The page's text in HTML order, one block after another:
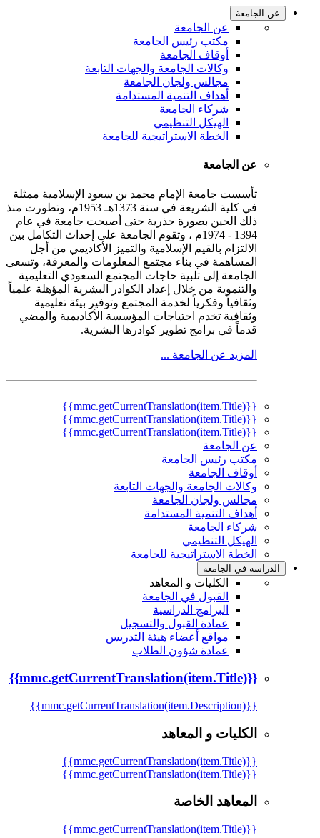
عن الجامعة
عن الجامعة
مكتب رئيس الجامعة
أوقاف الجامعة
وكالات الجامعة والجهات التابعة
مجالس ولجان الجامعة
أهداف التنمية المستدامة
شركاء الجامعة
الهيكل التنظيمي
الخطة الاستراتيجية للجامعة
عن الجامعة
تأسست جامعة الإمام محمد بن سعود الإسلامية ممثلة
في كلية الشريعة في سنة 1373هـ 1953م، وتطورت منذ
ذلك الحين بصورة جذرية حتى أصبحت جامعة في عام
1394 - 1974م ، وتقوم الجامعة على إحداث التكامل بين
الالتزام بالقيم الإسلامية والتميز الأكاديمي من أجل
المساهمة في بناء مجتمع المعلومات والمعرفة، وتسعى
الجامعة إلى تلبية حاجات المجتمع السعودي التعليمية
والتنموية من خلال إعداد الكوادر البشرية المؤهلة علمياً
وثقافياً وفكرياً لخدمة المجتمع وتوفير بيئة تعليمية
وثقافية تخدم احتياجات المؤسسة الأكاديمية والمضي
قدماً في برامج تطوير كوادرها البشرية.
المزيد عن الجامعة ...
{{mmc.getCurrentTranslation(item.Title)}}
{{mmc.getCurrentTranslation(item.Title)}}
{{mmc.getCurrentTranslation(item.Title)}}
عن الجامعة
مكتب رئيس الجامعة
أوقاف الجامعة
وكالات الجامعة والجهات التابعة
مجالس ولجان الجامعة
أهداف التنمية المستدامة
شركاء الجامعة
الهيكل التنظيمي
الخطة الاستراتيجية للجامعة
الدراسة في الجامعة
الكليات و المعاهد
القبول في الجامعة
البرامج الدراسية
عمادة القبول والتسجيل
مواقع أعضاء هيئة التدريس
عمادة شؤون الطلاب
{{mmc.getCurrentTranslation(item.Title)}}
{{mmc.getCurrentTranslation(item.Description)}}
الكليات و المعاهد
{{mmc.getCurrentTranslation(item.Title)}}
{{mmc.getCurrentTranslation(item.Title)}}
المعاهد الخاصة
{{mmc.getCurrentTranslation(item.Title)}}